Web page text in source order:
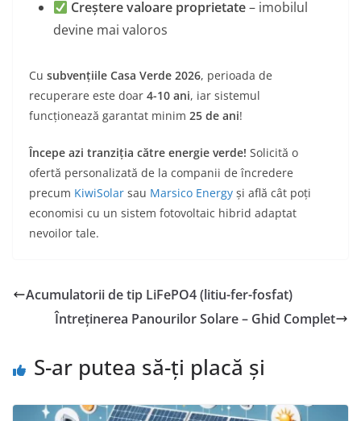
Creștere valoare proprietate– imobilul
devine mai valoros
Cu subvențiile Casa Verde 2026, perioada de
recuperare este doar 4-10 ani, iar sistemul
funcționează garantat minim 25 de ani!
Începe azi tranziția către energie verde! Solicită o
ofertă personalizată de la companii de încredere
precum KiwiSolar sau Marsico Energy și află cât poți
economisi cu un sistem fotovoltaic hibrid adaptat
nevoilor tale.
Acumulatorii de tip LiFePO4 (litiu-fer-fosfat)
Întreținerea Panourilor Solare – Ghid Complet
S-ar putea să-ți placă și